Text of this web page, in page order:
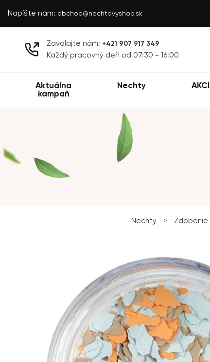
Napíšte nám: obchod@nechtovyshop.sk
Zavolajte nám: +421 907 917 349
Každý pracovný deň od 07:30 - 16:00
Aktuálna
kampaň
Nechty
Nechty >